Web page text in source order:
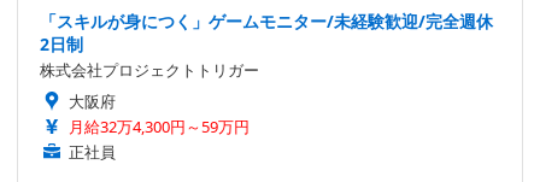
「スキルが身につく」ゲームモニター/未経験歓迎/完全週休
2日制
株式会社プロジェクトトリガー
大阪府
月給32万4,300円～59万円
正社員